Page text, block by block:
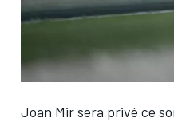
Joan Mirsera privé ce